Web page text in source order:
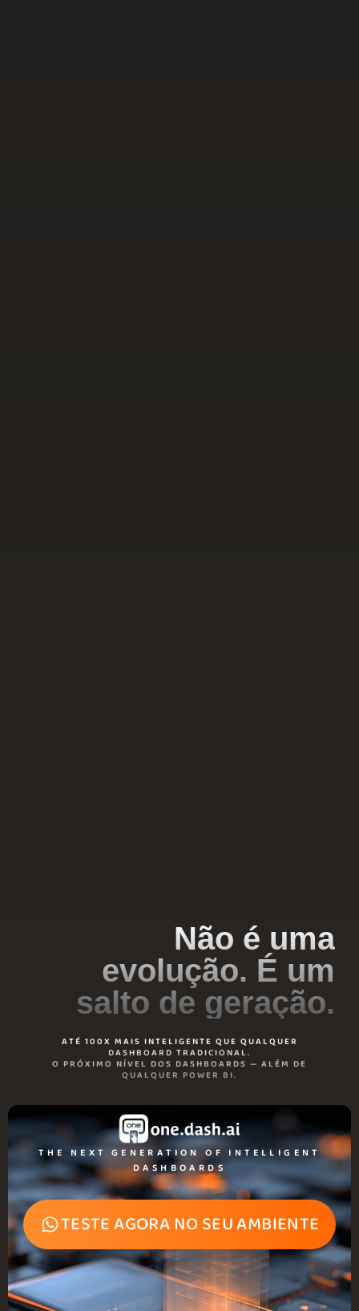
Não é uma
evolução. É um
salto de geração.
ATÉ 100X MAIS INTELIGENTE QUE QUALQUER
DASHBOARD TRADICIONAL.
O PRÓXIMO NÍVEL DOS DASHBOARDS — ALÉM DE
QUALQUER POWER BI.
THE NEXT GENERATION OF INTELLIGENT
DASHBOARDS
TESTE AGORA NO SEU AMBIENTE